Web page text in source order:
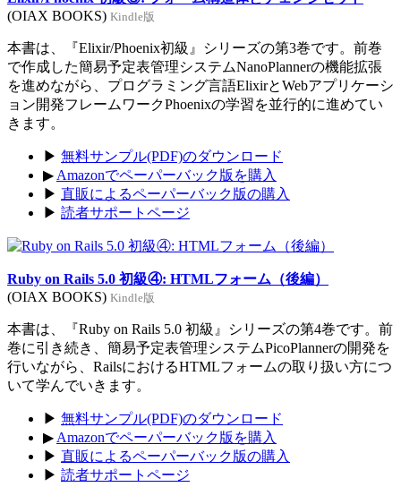
(OIAX BOOKS) Kindle版
本書は、『Elixir/Phoenix初級』シリーズの第3巻です。前巻
で作成した簡易予定表管理システムNanoPlannerの機能拡張
を進めながら、プログラミング言語ElixirとWebアプリケーシ
ョン開発フレームワークPhoenixの学習を並行的に進めてい
きます。
▶ 無料サンプル(PDF)のダウンロード
▶ Amazonでペーパーバック版を購入
▶ 直販によるペーパーバック版の購入
▶ 読者サポートページ
Ruby on Rails 5.0 初級④: HTMLフォーム（後編）
(OIAX BOOKS) Kindle版
本書は、『Ruby on Rails 5.0 初級』シリーズの第4巻です。前
巻に引き続き、簡易予定表管理システムPicoPlannerの開発を
行いながら、RailsにおけるHTMLフォームの取り扱い方につ
いて学んでいきます。
▶ 無料サンプル(PDF)のダウンロード
▶ Amazonでペーパーバック版を購入
▶ 直販によるペーパーバック版の購入
▶ 読者サポートページ